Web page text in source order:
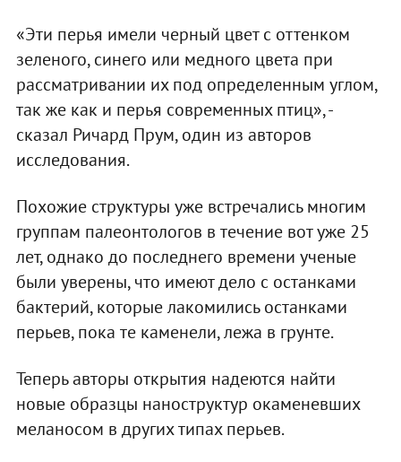
«Эти перья имели черный цвет с оттенком
зеленого, синего или медного цвета при
рассматривании их под определенным углом,
так же как и перья современных птиц», -
сказал Ричард Прум, один из авторов
исследования.
Похожие структуры уже встречались многим
группам палеонтологов в течение вот уже 25
лет, однако до последнего времени ученые
были уверены, что имеют дело с останками
бактерий, которые лакомились останками
перьев, пока те каменели, лежа в грунте.
Теперь авторы открытия надеются найти
новые образцы наноструктур окаменевших
меланосом в других типах перьев.